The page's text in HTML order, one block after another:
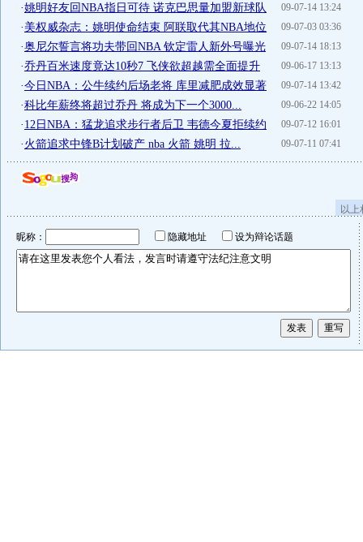
09-07-14 13:24
·姚明好友回NBA指日可待 诺克巴思量加盟新球队
09-07-03 03:36
·美权威杂志：姚明使命结束 阿联取代其NBA地位
09-07-14 18:13
·奥尼尔誓言将功夫带回NBA 钦定雷人新外号曝光
09-06-17 13:13
·乔丹百米速度竟达10秒7 飞侠欲超越需全面提升
09-07-14 13:42
·今日NBA：公牛续约后场老将 库里减肥成效显著
09-06-22 14:05
·科比年薪终将超过乔丹 将成为下一个3000...
09-07-12 16:01
·12日NBA：猛龙追求步行者后卫 韦德今夏拒续约
09-07-11 07:41
·火箭追求中锋B计划破产 nba 火箭 姚明 拉...
以
昵称： 隐藏地址 设为辩论话题